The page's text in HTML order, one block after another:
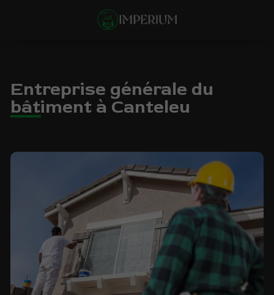
Entreprise générale du
bâtiment à Canteleu